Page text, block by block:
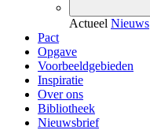
Actueel Nieuws
Pact
Opgave
Voorbeeldgebieden
Inspiratie
Over ons
Bibliotheek
Nieuwsbrief